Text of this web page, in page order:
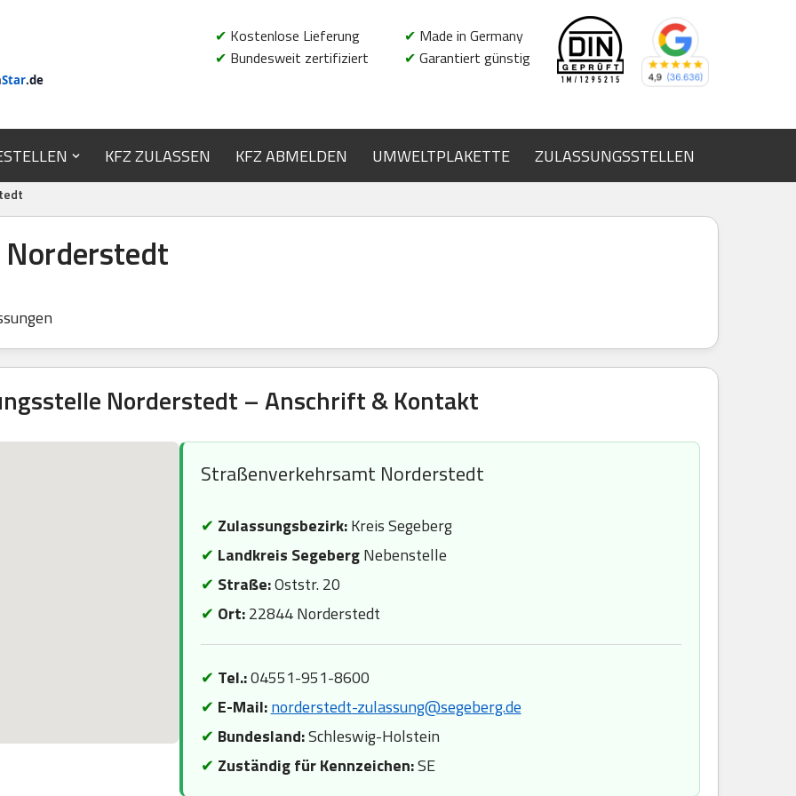
Star.de
✔ Kostenlose Lieferung
✔ Bundesweit zertifiziert
✔ Made in Germany
✔ Garantiert günstig
KFZ ZULASSEN KFZ ABMELDEN UMWELTPLAKETTE ZULASSUNGSSTELLEN
Norderstedt – Anschrift & Kontakt
Straßenverkehrsamt Norderstedt
✔ Zulassungsbezirk:Kreis Segeberg
✔ Landkreis SegebergNebenstelle
✔ Straße:Oststr. 20
✔ Ort:22844 Norderstedt
✔ Tel.:04551-951-8600
✔ E-Mail: norderstedt-zulassung@segeberg.de
✔ Bundesland:Schleswig-Holstein
✔ Zuständig für Kennzeichen:SE